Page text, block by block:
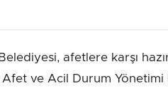
afetlere karşı
ve Acil Durum Yönetimi